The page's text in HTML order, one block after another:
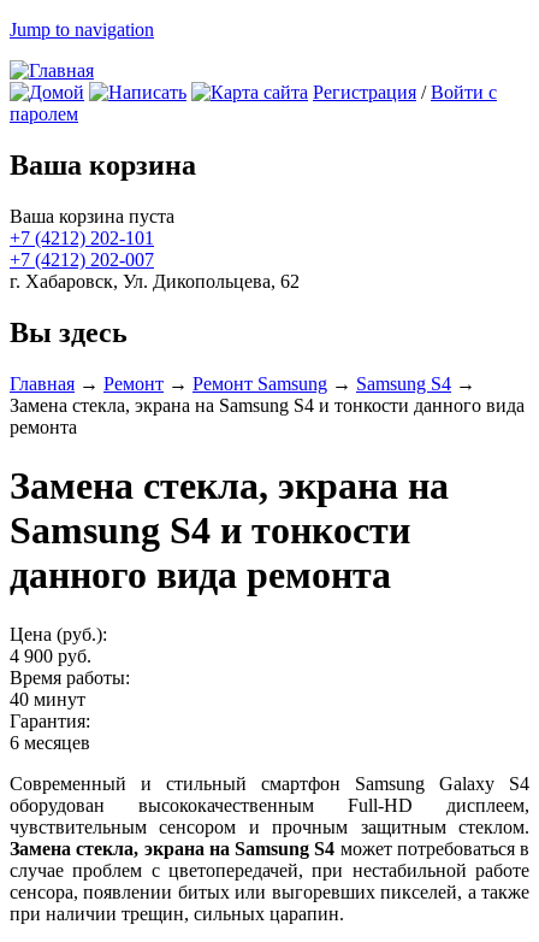
Jump to navigation
Регистрация /Войти с
паролем
Ваша корзина
Ваша корзина пуста
+7 (4212) 202-101
+7 (4212) 202-007
г. Хабаровск, Ул. Дикопольцева, 62
Вы здесь
Главная → Ремонт → Ремонт Samsung → Samsung S4 →
Замена стекла, экрана на Samsung S4 и тонкости данного вида
ремонта
Замена стекла, экрана на
Samsung S4 и тонкости
данного вида ремонта
Цена (руб.):
4 900 руб.
Время работы:
40 минут
Гарантия:
6 месяцев
Современный и стильный смартфон Samsung Galaxy S4
оборудован высококачественным Full-HD дисплеем,
чувствительным сенсором и прочным защитным стеклом.
Замена стекла, экрана на Samsung S4 может потребоваться в
случае проблем с цветопередачей, при нестабильной работе
сенсора, появлении битых или выгоревших пикселей, а также
при наличии трещин, сильных царапин.